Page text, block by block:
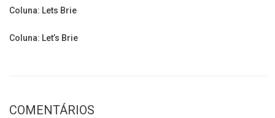
Coluna: Lets Brie
Coluna: Let’s Brie
COMENTÁRIOS